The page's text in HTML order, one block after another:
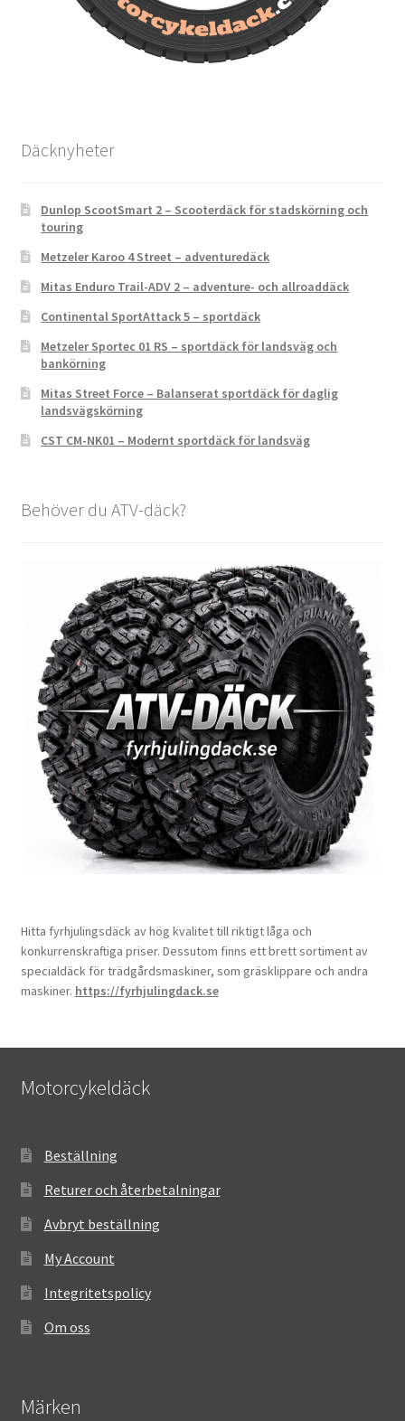
Däcknyheter
Dunlop ScootSmart 2 – Scooterdäck för stadskörning och
touring
Metzeler Karoo 4 Street – adventuredäck
Mitas Enduro Trail-ADV 2 – adventure- och allroaddäck
Continental SportAttack 5 – sportdäck
Metzeler Sportec 01 RS – sportdäck för landsväg och
bankörning
Mitas Street Force – Balanserat sportdäck för daglig
landsvägskörning
CST CM-NK01 – Modernt sportdäck för landsväg
Behöver du ATV-däck?
Hitta fyrhjulingsdäck av hög kvalitet till riktigt låga och
konkurrenskraftiga priser. Dessutom finns ett brett sortiment av
specialdäck för trädgårdsmaskiner, som gräsklippare och andra
maskiner. https://fyrhjulingdack.se
Motorcykeldäck
Beställning
Returer och återbetalningar
Avbryt beställning
My Account
Integritetspolicy
Om oss
Märken